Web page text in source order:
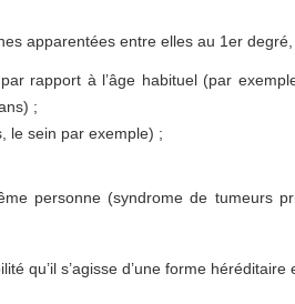
apparentées entre elles au 1er
rapport à l’âge habituel (par
;
le sein par exemple) ;
personne (syndrome de tumeurs
qu’il s’agisse d’une forme